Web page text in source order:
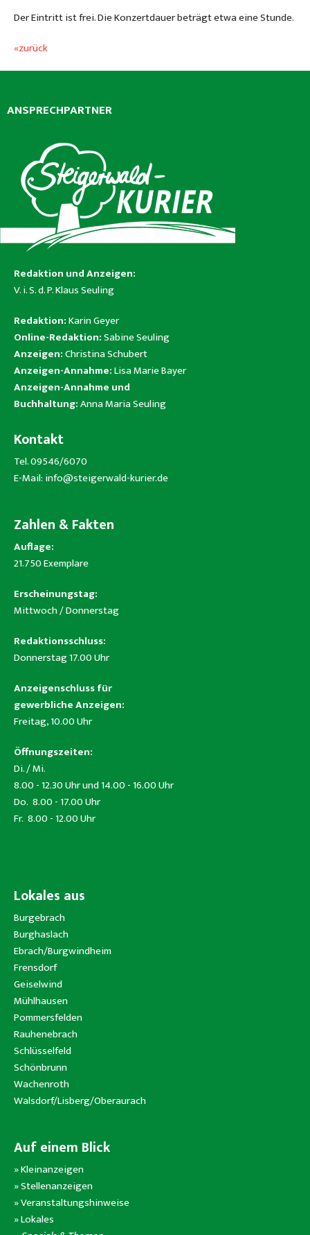
Der Eintritt ist frei. Die Konzertdauer beträgt etwa eine Stunde.
«zurück
ANSPRECHPARTNER
Redaktion und Anzeigen:
V. i. S. d. P. Klaus Seuling
Redaktion:Karin Geyer
Online-Redaktion:Sabine Seuling
Anzeigen:Christina Schubert
Anzeigen-Annahme:Lisa Marie Bayer
Anzeigen-Annahme und
Buchhaltung:Anna Maria Seuling
Kontakt
Tel. 09546/6070
E-Mail: info@steigerwald-kurier.de
Zahlen & Fakten
Auflage:
21.750 Exemplare
Erscheinungstag:
Mittwoch / Donnerstag
Redaktionsschluss:
Donnerstag 17.00 Uhr
Anzeigenschluss für
gewerbliche Anzeigen:
Freitag, 10.00 Uhr
Öffnungszeiten:
Di. / Mi.
8.00 - 12.30 Uhr und 14.00 - 16.00 Uhr
Do. 8.00 - 17.00 Uhr
Fr. 8.00 - 12.00 Uhr
Lokales aus
Burgebrach
Burghaslach
Ebrach/Burgwindheim
Frensdorf
Geiselwind
Mühlhausen
Pommersfelden
Rauhenebrach
Schlüsselfeld
Schönbrunn
Wachenroth
Walsdorf/Lisberg/Oberaurach
Auf einem Blick
»Kleinanzeigen
»Stellenanzeigen
»Veranstaltungshinweise
»Lokales